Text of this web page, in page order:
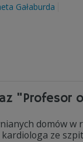
Gałaburda
"Profesor
domów
ze